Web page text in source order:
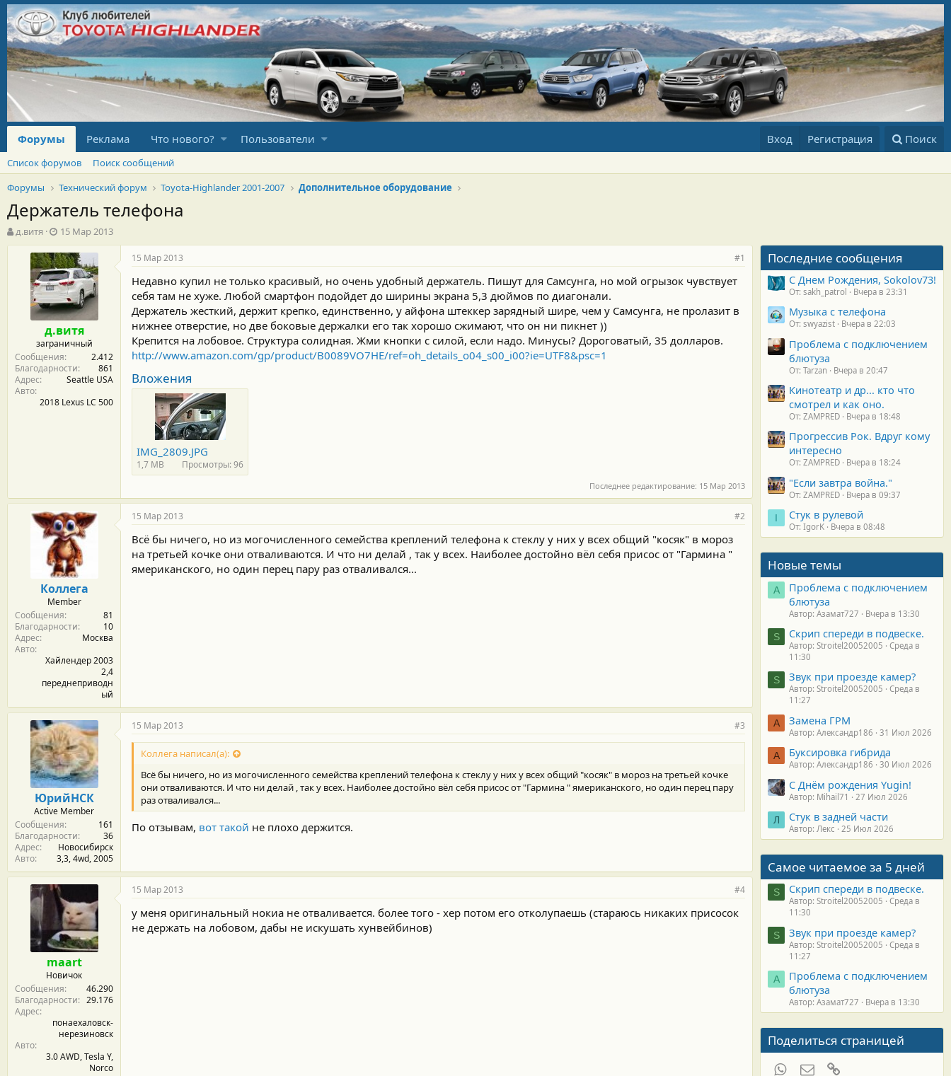
Форумы Реклама Что нового? Пользователи Вход Регистрация Поиск
Список форумов
Поиск сообщений
Форумы
Технический форум Toyota-Highlander 2001-2007 Дополнительное оборудование
Держатель телефона
А
в
д.витя
Д
а
т
а
н
а
ч
а
л
а
15 Мар 2013
д.витя
заграничный
Сообщения
2.412
Благодарности
861
Адрес
Seattle USA
Авто
2018 Lexus LC 500
15 Мар 2013 #1
Недавно купил не только красивый, но очень удобный держатель. Пишут для Самсунга, но мой огрызок чувствует
себя там не хуже. Любой смартфон подойдет до ширины экрана 5,3 дюймов по диагонали.
Держатель жесткий, держит крепко, единственно, у айфона штеккер зарядный шире, чем у Самсунга, не пролазит в
нижнее отверстие, но две боковые держалки его так хорошо сжимают, что он ни пикнет ))
Крепится на лобовое. Структура солидная. Жми кнопки с силой, если надо. Минусы? Дороговатый, 35 долларов.
http://www.amazon.com/gp/product/B0089VO7HE/ref=oh_details_o04_s00_i00?ie=UTF8&psc=1
Вложения
IMG_2809.JPG
1,7 MB Просмотры: 96
Последнее редактирование: 15 Мар 2013
Коллега
Member
Сообщения
81
Благодарности
10
Адрес
Москва
Авто
Хайлендер 2003
2,4
переднеприводн
ый
15 Мар 2013 #2
Всё бы ничего, но из могочисленного семейства креплений телефона к стеклу у них у всех общий "косяк" в мороз
на третьей кочке они отваливаются. И что ни делай , так у всех. Наиболее достойно вёл себя присос от "Гармина "
ямериканского, но один перец пару раз отваливался...
ЮрийНСК
Active Member
Сообщения
161
Благодарности
36
Адрес
Новосибирск
Авто
3,3, 4wd, 2005
15 Мар 2013 #3
Коллега написал(а):
Всё бы ничего, но из могочисленного семейства креплений телефона к стеклу у них у всех общий "косяк" в мороз на третьей кочке
они отваливаются. И что ни делай , так у всех. Наиболее достойно вёл себя присос от "Гармина " ямериканского, но один перец пару
раз отваливался...
По отзывам, вот такой не плохо держится.
maart
Новичок
Сообщения
46.290
Благодарности
29.176
Адрес
понаехаловск-
нерезиновск
Авто
3.0 AWD, Tesla Y,
Norco
15 Мар 2013 #4
у меня оригинальный нокиа не отваливается. более того - хер потом его отколупаешь (стараюсь никаких присосок
не держать на лобовом, дабы не искушать хунвейбинов)
Последние сообщения
С Днем Рождения, Sokolov73!
От: sakh_patrol Вчера в 23:31
Музыка с телефона
От: swyazist Вчера в 22:03
Проблема с подключением
блютуза
От: Tarzan Вчера в 20:47
Кинотеатр и др... кто что
смотрел и как оно.
От: ZAMPRED Вчера в 18:48
Прогрессив Рок. Вдруг кому
интересно
От: ZAMPRED Вчера в 18:24
"Если завтра война."
От: ZAMPRED Вчера в 09:37
I Стук в рулевой
От: IgorK Вчера в 08:48
Новые темы
А
Проблема с подключением
блютуза
Автор: Азамат727 Вчера в 13:30
S Скрип спереди в подвеске.
Автор: Stroitel20052005
Среда в
11:30
S Звук при проезде камер?
Автор: Stroitel20052005
Среда в
11:27
А Замена ГРМ
Автор: Александр186 31 Июл 2026
А Буксировка гибрида
Автор: Александр186 30 Июл 2026
С Днём рождения Yugin!
Автор: Mihail71 27 Июл 2026
Л Стук в задней части
Автор: Лекс 25 Июл 2026
Самое читаемое за 5 дней
S Скрип спереди в подвеске.
Автор: Stroitel20052005
Среда в
11:30
S Звук при проезде камер?
Автор: Stroitel20052005
Среда в
11:27
А
Проблема с подключением
блютуза
Автор: Азамат727 Вчера в 13:30
Поделиться страницей
WhatsAppЭлектронная почта